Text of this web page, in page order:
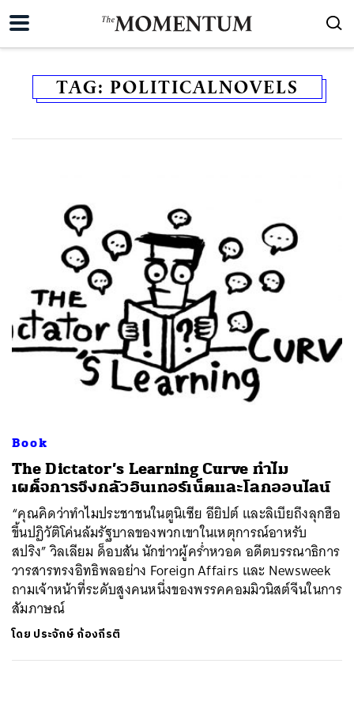
TAG: POLITICALNOVELS
Book
The Dictator’s Learning Curve ทำไม
เผด็จการจึงกลัวอินเทอร์เน็ตและโลกออนไลน์
“คุณคิดว่าทำไมประชาชนในตูนิเซีย อียิปต์ และลิเบียถึงลุกฮือ
ขึ้นปฏิวัติโค่นล้มรัฐบาลของพวกเขาในเหตุการณ์อาหรับ
สปริง” วิลเลียม ด็อบสัน นักข่าวผู้คร่ำหวอด อดีตบรรณาธิการ
วารสารทรงอิทธิพลอย่าง Foreign Affairs และ Newsweek
ถามเจ้าหน้าที่ระดับสูงคนหนึ่งของพรรคคอมมิวนิสต์จีนในการ
สัมภาษณ์
โดย ประจักษ์ ก้องกีรติ